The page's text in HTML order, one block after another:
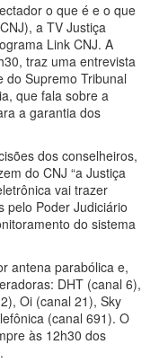
o que é e o que
a TV Justiça
Link CNJ. A
traz uma entrevista
do Supremo Tribunal
que fala sobre a
a garantia dos
dos conselheiros,
do CNJ “a Justiça
vai trazer
pelo Poder Judiciário
do sistema
antena parabólica e,
DHT (canal 6),
Oi (canal 21), Sky
(canal 691). O
às 12h30 dos